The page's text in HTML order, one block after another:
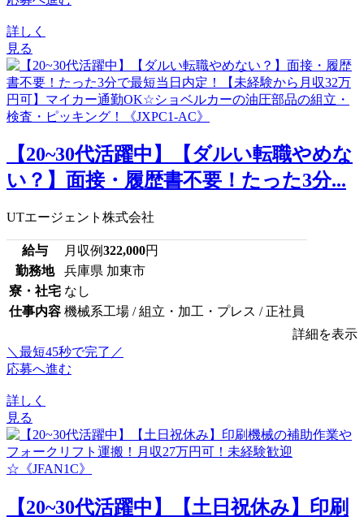
詳しく
見る
【20~30代活躍中】【ダルい転職やめな
い？】面接・履歴書不要！たった3分...
UTエージェント株式会社
給与 月収例322,000円
勤務地
兵庫県 加東市
寮・社宅 なし
仕事内容 機械系工場 / 組立・加工・プレス / 正社員
詳細を表示
＼最短45秒で完了／
応募へ進む
詳しく
見る
【20~30代活躍中】【土日祝休み】印刷